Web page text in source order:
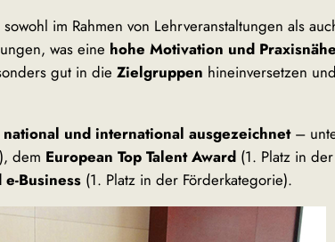
im Rahmen von Lehrveranstaltungen als
was eine hohe Motivation und Praxisnähe
gut in die Zielgruppen hineinversetzen
national und international ausgezeichnet–
), dem European Top Talent Award (1. Platz in
Business (1. Platz in der Förderkategorie).